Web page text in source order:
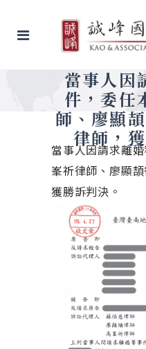
當事人因
件，委任
師、廖顯
律師，
當事人因請求離
峯祈律師、廖顯
獲勝訴判決。